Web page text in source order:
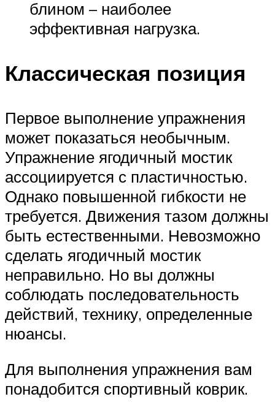
блином – наиболее
эффективная нагрузка.
Классическая позиция
Первое выполнение упражнения
может показаться необычным.
Упражнение ягодичный мостик
ассоциируется с пластичностью.
Однако повышенной гибкости не
требуется. Движения тазом должны
быть естественными. Невозможно
сделать ягодичный мостик
неправильно. Но вы должны
соблюдать последовательность
действий, технику, определенные
нюансы.
Для выполнения упражнения вам
понадобится спортивный коврик.